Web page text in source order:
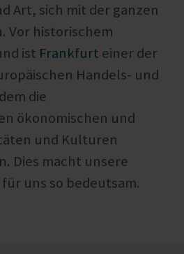
Art, sich mit der ganzen
Vor historischem
ist Frankfurt einer der
Handels- und
die
ökonomischen und
und Kulturen
Dies macht unsere
uns so bedeutsam.